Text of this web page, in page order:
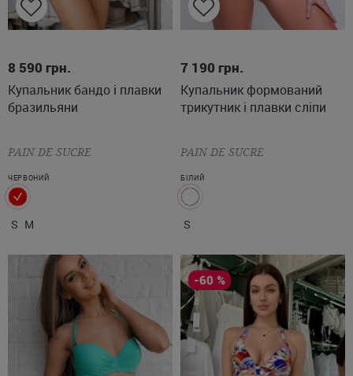
8 590 грн.
Купальник бандо і плавки
бразильяни
PAIN DE SUCRE
ЧЕРВОНИЙ
S M
7 190 грн.
Купальник формований
трикутник і плавки сліпи
PAIN DE SUCRE
БІЛИЙ
S
-60 %